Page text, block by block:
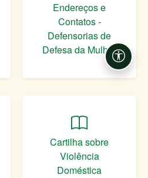
Endereços e
Contatos -
Defensorias de
Defesa da Mulher
Cartilha sobre
Violência
Doméstica